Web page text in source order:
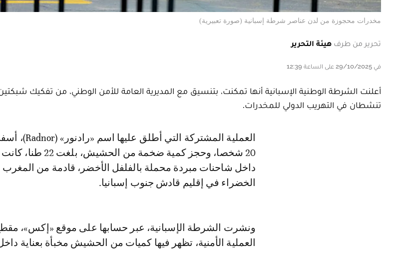
مخدرات محجوزة من لدن عناصر شرطة إسبانية (صورة تعبيرية)
تحرير من طرف هيئة التحرير
في 29/10/2025 على الساعة 12:39
أعلنت الشرطة الوطنية الإسبانية أنها تمكنت، بتنسيق مع المديرية العامة للأمن الوطني، من تفكيك
تنشطان في التهريب الدولي للمخدرات.
العملية المشتركة التي أطلق عليها اسم «رادنور» (Radnor)، أسفرت عن توقيف
20 شخصا، وحجز كمية ضخمة من
داخل شاحنات مبردة محملة بالفلفل الأخضر، قادمة من المغرب
الخضراء في إقليم قادش جنوب إسبانيا.
ونشرت الشرطة الإسبانية، عبر حسابها على موقع «إكس»،
العملية الأمنية، تظهر فيها كميات من الحشيش مخبأة بعناية